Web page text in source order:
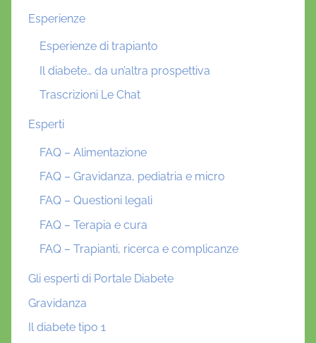
Esperienze
Esperienze di trapianto
Il diabete… da un’altra prospettiva
Trascrizioni Le Chat
Esperti
FAQ – Alimentazione
FAQ – Gravidanza, pediatria e micro
FAQ – Questioni legali
FAQ – Terapia e cura
FAQ – Trapianti, ricerca e complicanze
Gli esperti di Portale Diabete
Gravidanza
Il diabete tipo 1